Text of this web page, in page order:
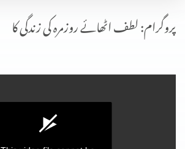
پروگرام: لطف اٹھائے روزمرہ کی زندگی کا